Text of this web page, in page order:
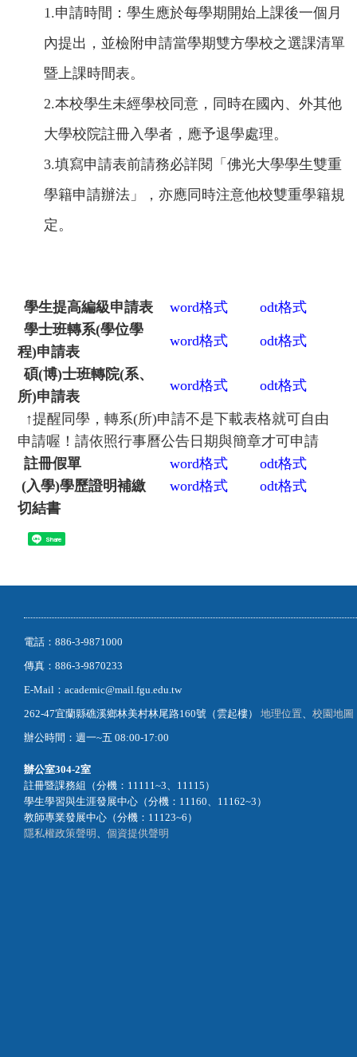
1.申請時間：學生應於每學期開始上課後一個月
內提出，並檢附申請當學期雙方學校之選課清單
暨上課時間表。
2.本校學生未經學校同意，同時在國內、外其他
大學校院註冊入學者，應予退學處理。
3.填寫申請表前請務必詳閱「佛光大學學生雙重
學籍申請辦法」，亦應同時注意他校雙重學籍規
定。
學生提高編級申請表 word格式 odt格式
學士班轉系(學位學
程)申請表
word格式 odt格式
碩(博)士班轉院(系、
所)申請表
word格式 odt格式
↑提醒同學，轉系(所)申請不是下載表格就可自由
申請喔！請依照行事曆公告日期與簡章才可申請
註冊假單
word格式 odt格式
(入學)學歷證明補繳
切結書
word格式 odt格式
Share
電話：886-3-9871000
傳真：886-3-9870233
E-Mail：academic@mail.fgu.edu.tw
262-47宜蘭縣礁溪鄉林美村林尾路160號（雲起樓） 地理位置
校園地圖
辦公時間：週一~五 08:00-17:00
辦公室304-2室
註冊暨課務組（分機：11111~3、11115）
學生學習與生涯發展中心（分機：11160、11162~3）
教師專業發展中心（分機：11123~6）
隱私權政策聲明
個資提供聲明